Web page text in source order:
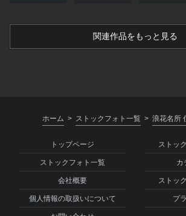
関連作品をもっと見る
ホーム > ストックフォト一覧 > 浪花名所
トップページ ストッ
ストックフォト一覧 カ
会社概要 ストッ
個人情報の取扱いについて プ